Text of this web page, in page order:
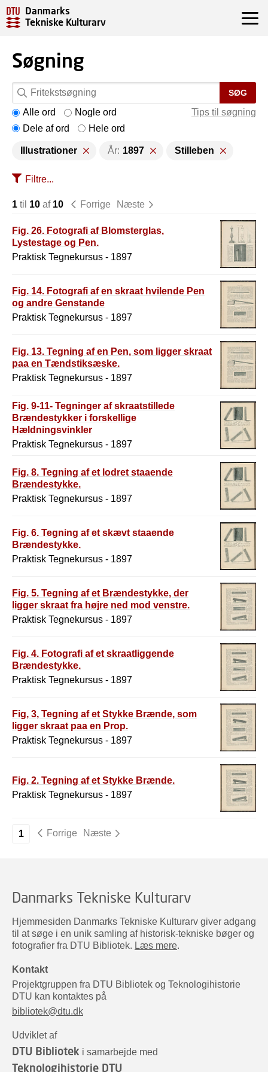
Danmarks
Tekniske Kulturarv
Søgning
SØG
Tips til søgning
Alle ord
Nogle ord
Dele af ord
Hele ord
Illustrationer År: 1897 Stilleben
Filtre...
1 til 10 af 10 Forrige Næste
Fig. 26. Fotografi af Blomsterglas,
Lystestage og Pen.
Praktisk Tegnekursus - 1897
Fig. 14. Fotografi af en skraat hvilende Pen
og andre Genstande
Praktisk Tegnekursus - 1897
Fig. 13. Tegning af en Pen, som ligger skraat
paa en Tændstiksæske.
Praktisk Tegnekursus - 1897
Fig. 9-11- Tegninger af skraatstillede
Brændestykker i forskellige
Hældningsvinkler
Praktisk Tegnekursus - 1897
Fig. 8. Tegning af et lodret staaende
Brændestykke.
Praktisk Tegnekursus - 1897
Fig. 6. Tegning af et skævt staaende
Brændestykke.
Praktisk Tegnekursus - 1897
Fig. 5. Tegning af et Brændestykke, der
ligger skraat fra højre ned mod venstre.
Praktisk Tegnekursus - 1897
Fig. 4. Fotografi af et skraatliggende
Brændestykke.
Praktisk Tegnekursus - 1897
Fig, 3, Tegning af et Stykke Brænde, som
ligger skraat paa en Prop.
Praktisk Tegnekursus - 1897
Fig. 2. Tegning af et Stykke Brænde.
Praktisk Tegnekursus - 1897
1 Forrige Næste
Danmarks Tekniske Kulturarv
Hjemmesiden Danmarks Tekniske Kulturarv giver adgang
til at søge i en unik samling af historisk-tekniske bøger og
fotografier fra DTU Bibliotek. Læs mere.
Kontakt
Projektgruppen fra DTU Bibliotek og Teknologihistorie
DTU kan kontaktes på
bibliotek@dtu.dk
Udviklet af
DTU Bibliotek i samarbejde med
Teknologihistorie DTU